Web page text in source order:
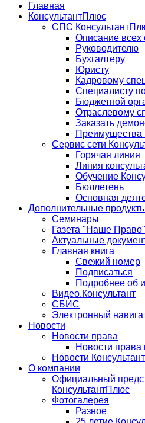
Главная
КонсультантПлюс
СПС
Описание всех
Руководителю
Бухгалтеру
Юристу
Кадровому
Специалисту
Бюджетной
Отраслевому
Заказать
Преимущества
Сервис сети
Горячая линия
Линия
Обучение
Бюллетень
Основная
Дополнительные
Семинары
Газета "Наше Право"
Актуальные
Главная книга
Свежий номер
Подписаться
Подробнее об
Видео.Консультант
СБИС
Электронный
Новости
Новости права
Новости права
Новости
О компании
Официальный
КонсультантПлюс
Фотогалерея
Разное